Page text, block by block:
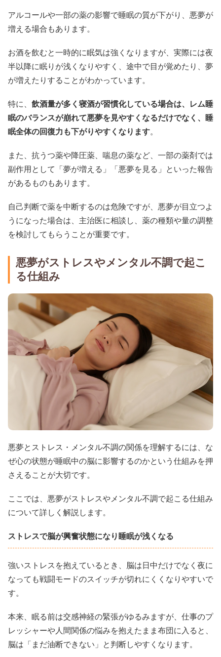
アルコールや一部の薬の影響で睡眠の質が下がり、悪夢が
増える場合もあります。
お酒を飲むと一時的に眠気は強くなりますが、実際には夜
半以降に眠りが浅くなりやすく、途中で目が覚めたり、夢
が増えたりすることがわかっています。
特に、 飲酒量が多く寝酒が習慣化している場合は、レム睡
眠のバランスが崩れて悪夢を見やすくなるだけでなく、睡
眠全体の回復力も下がりやすくなります。
また、抗うつ薬や降圧薬、喘息の薬など、一部の薬剤では
副作用として「夢が増える」「悪夢を見る」といった報告
があるものもあります。
自己判断で薬を中断するのは危険ですが、悪夢が目立つよ
うになった場合は、主治医に相談し、薬の種類や量の調整
を検討してもらうことが重要です。
悪夢がストレスやメンタル不調で起こ
る仕組み
悪夢とストレス・メンタル不調の関係を理解するには、な
ぜ心の状態が睡眠中の脳に影響するのかという仕組みを押
さえることが大切です。
ここでは、悪夢がストレスやメンタル不調で起こる仕組み
について詳しく解説します。
ストレスで脳が興奮状態になり睡眠が浅くなる
強いストレスを抱えているとき、脳は日中だけでなく夜に
なっても戦闘モードのスイッチが切れにくくなりやすいで
す。
本来、眠る前は交感神経の緊張がゆるみますが、仕事のプ
レッシャーや人間関係の悩みを抱えたまま布団に入ると、
脳は「まだ油断できない」と判断しやすくなります。